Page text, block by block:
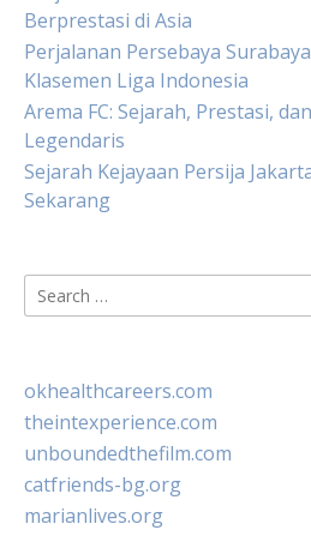
Berprestasi di Asia
Perjalanan Persebaya
Klasemen Liga Indonesia
Arema FC: Sejarah, Prestasi,
Legendaris
Sejarah Kejayaan Persija
Sekarang
Search
for:
okhealthcareers.com
theintexperience.com
unboundedthefilm.com
catfriends-bg.org
marianlives.org